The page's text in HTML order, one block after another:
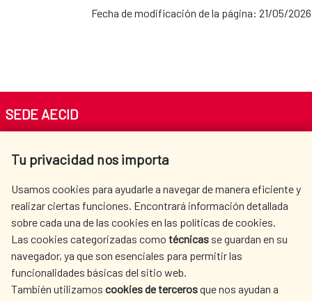
Fecha de modificación de la página: 21/05/2026
Tu privacidad nos importa
Usamos cookies para ayudarle a navegar de manera eficiente y
realizar ciertas funciones. Encontrará información detallada
sobre cada una de las cookies en las políticas de cookies.
Las cookies categorizadas como técnicas se guardan en su
navegador, ya que son esenciales para permitir las
funcionalidades básicas del sitio web.
También utilizamos cookies de tercerosque nos ayudan a
SEDE AECID
Tel. +34 900 20 30 54​​​​​​​
AECID
OÙ NOUS COOPÉRONS
L'ACTION HUMANITAIRE
ESPAGNOLE
SALLE DE PRESSE
CULTURE ET SCIENCE BIBLIOTHÈQUE